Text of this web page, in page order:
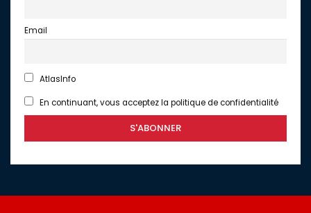
Email
AtlasInfo
En continuant, vous acceptez la politique de confidentialité